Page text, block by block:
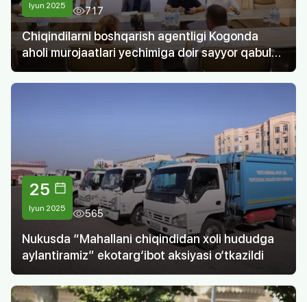
Iyun 2025 717
Chiqindilarni boshqarish agentligi Kogonda
aholi murojaatlari yechimiga doir sayyor qabul
o‘tkazdi
25
Iyun 2025 565
Nukusda “Mahallani chiqindidan xoli hududga
aylantiramiz” ekotarg‘ibot aksiyasi o‘tkazildi